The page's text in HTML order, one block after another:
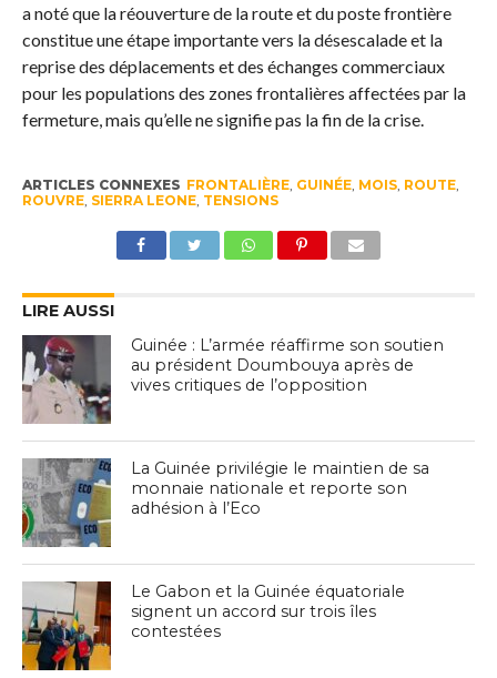
a noté que la réouverture de la route et du poste frontière
constitue une étape importante vers la désescalade et la
reprise des déplacements et des échanges commerciaux
pour les populations des zones frontalières affectées par la
fermeture, mais qu’elle ne signifie pas la fin de la crise.
ARTICLES CONNEXES FRONTALIÈRE, GUINÉE, MOIS, ROUTE,
ROUVRE, SIERRA LEONE, TENSIONS
LIRE AUSSI
Guinée : L’armée réaffirme son soutien
au président Doumbouya après de
vives critiques de l’opposition
La Guinée privilégie le maintien de sa
monnaie nationale et reporte son
adhésion à l’Eco
Le Gabon et la Guinée équatoriale
signent un accord sur trois îles
contestées